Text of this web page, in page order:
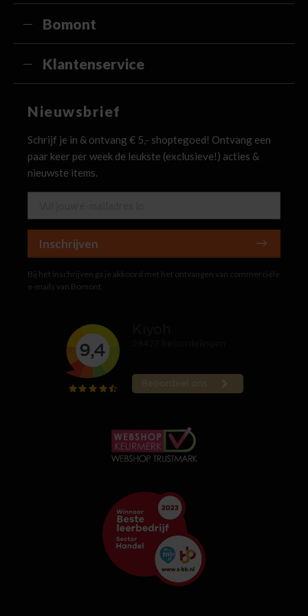
Bomont
Klantenservice
Nieuwsbrief
Schrijf je in & ontvang € 5,- shoptegoed! Ontvang een
paar keer per week de leukste (exclusieve!) acties &
nieuwste items.
Inschrijven
Bij het inschrijven ga je akkoord met het ontvangen van commerciële
e-mails van Bomont.